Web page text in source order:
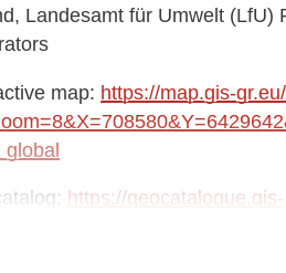
Landesamt für Umwelt (LfU)
map: https://map.gis-
https://geocatalogue.gis-
srv/eng/catalog.search#/